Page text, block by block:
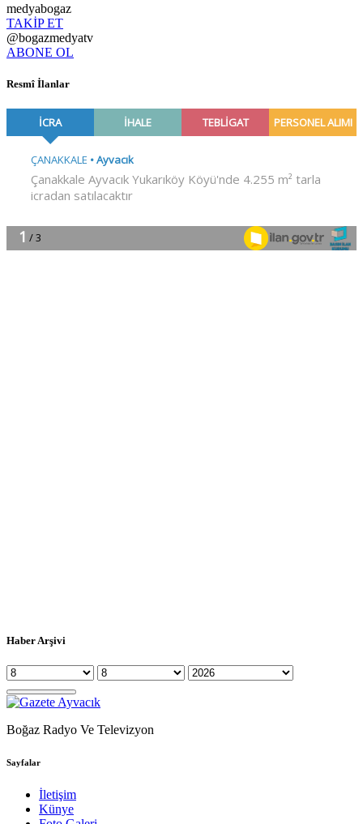
medyabogaz
TAKİP ET
@bogazmedyatv
ABONE OL
Resmî İlanlar
Haber Arşivi
Boğaz Radyo Ve Televizyon
Sayfalar
İletişim
Künye